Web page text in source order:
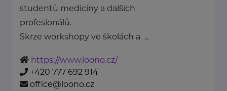
studentů medicíny a dalších
profesionálů.
Skrze workshopy ve školách a ...
https://www.loono.cz/
+420 777 692 914
office@loono.cz